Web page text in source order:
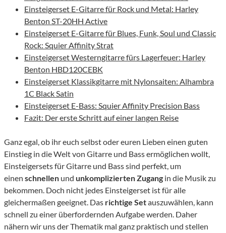
Einsteigerset E-Gitarre für Rock und Metal: Harley
Benton ST-20HH Active
Einsteigerset E-Gitarre für Blues, Funk, Soul und Classic
Rock: Squier Affinity Strat
Einsteigerset Westerngitarre fürs Lagerfeuer: Harley
Benton HBD120CEBK
Einsteigerset Klassikgitarre mit Nylonsaiten: Alhambra
1C Black Satin
Einsteigerset E-Bass: Squier Affinity Precision Bass
Fazit: Der erste Schritt auf einer langen Reise
Ganz egal, ob ihr euch selbst oder euren Lieben einen guten
Einstieg in die Welt von Gitarre und Bass ermöglichen wollt,
Einsteigersets für Gitarre und Bass sind perfekt, um
einen schnellen und unkomplizierten Zugang in die Musik zu
bekommen. Doch nicht jedes Einsteigerset ist für alle
gleichermaßen geeignet. Das richtige Setauszuwählen, kann
schnell zu einer überfordernden Aufgabe werden. Daher
nähern wir uns der Thematik mal ganz praktisch und stellen